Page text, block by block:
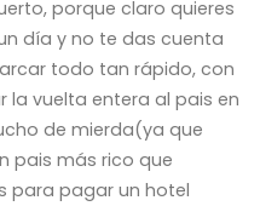
porque claro quieres
día y no te das cuenta
todo tan rápido, con
la vuelta entera al pais en
de mierda(ya que
pais más rico que
para pagar un hotel